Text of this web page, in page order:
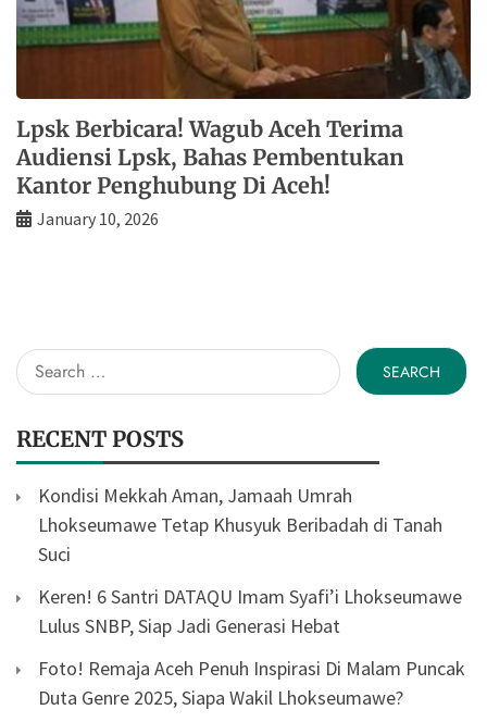
Lpsk Berbicara! Wagub Aceh Terima
Audiensi Lpsk, Bahas Pembentukan
Kantor Penghubung Di Aceh!
January 10, 2026
Search
for:
RECENT POSTS
Kondisi Mekkah Aman, Jamaah Umrah
Lhokseumawe Tetap Khusyuk Beribadah di Tanah
Suci
Keren! 6 Santri DATAQU Imam Syafi’i Lhokseumawe
Lulus SNBP, Siap Jadi Generasi Hebat
Foto! Remaja Aceh Penuh Inspirasi Di Malam Puncak
Duta Genre 2025, Siapa Wakil Lhokseumawe?